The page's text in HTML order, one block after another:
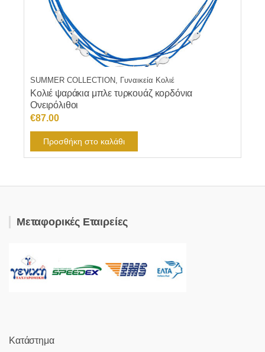
SUMMER COLLECTION, Γυναικεία Κολιέ
Κολιέ ψαράκια μπλε τυρκουάζ κορδόνια
Ονειρόλιθοι
€87.00
Προσθήκη στο καλάθι
Μεταφορικές Εταιρείες
Κατάστημα